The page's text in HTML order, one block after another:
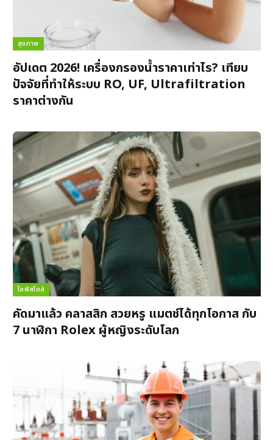
สุขภาพ
อัปเดต 2026! เครื่องกรองน้ำราคาเท่าไร? เทียบ
ปัจจัยที่ทำให้ระบบ RO, UF, Ultrafiltration
ราคาต่างกัน
ไลฟ์สไตล์
คัดมาแล้ว คลาสสิก สวยหรู แมตช์ได้ทุกโอกาส กับ
7 นาฬิกา Rolex ผู้หญิงระดับโลก